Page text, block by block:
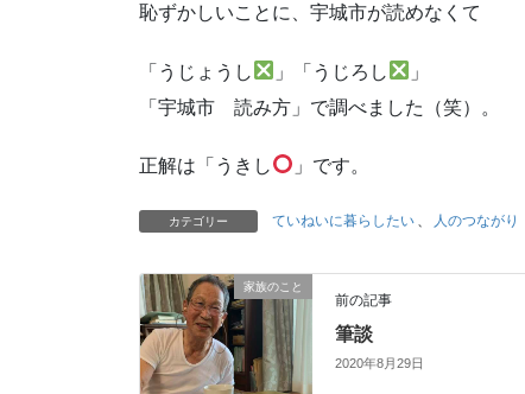
恥ずかしいことに、宇城市が読めなくて
「うじょうし 」「うじろし
」
「宇城市 読み方」で調べました（笑）。
正解は「うきし 」です。
カテゴリー ていねいに暮らしたい 、 人のつながり
家族のこと
前の記事
筆談
2020年8月29日